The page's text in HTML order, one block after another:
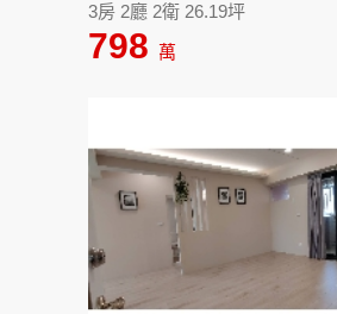
3房 2廳 2衛 26.19坪
798 萬